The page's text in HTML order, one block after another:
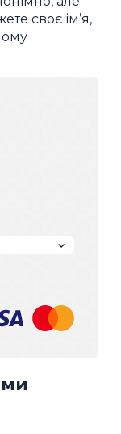
своє ім’я,